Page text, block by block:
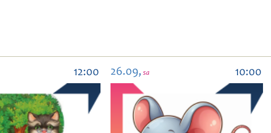
12:00 26.09, sa 10:00